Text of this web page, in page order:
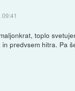
09:41
toplo
predvsem hitra. Pa